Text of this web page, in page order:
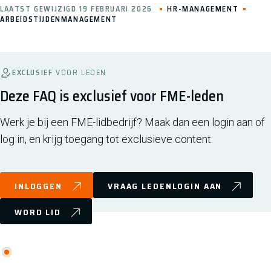
LAATST GEWIJZIGD 19 FEBRUARI 2026
HR-MANAGEMENT
ARBEIDSTIJDENMANAGEMENT
EXCLUSIEF VOOR LEDEN
Deze FAQ is exclusief voor FME-leden
Werk je bij een FME-lidbedrijf? Maak dan een login aan of
log in, en krijg toegang tot exclusieve content.
INLOGGEN
VRAAG LEDENLOGIN AAN
WORD LID